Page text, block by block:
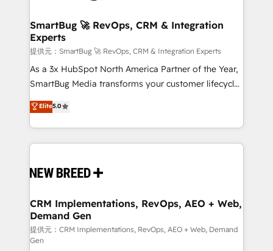
HubSpot, switching to it, or reviving a stale portal?
We are built for the work.
を、CRMを軸とした全社共通基盤に再構築します。意
思決定者・PMO・現場担当者に並走します。 1️⃣
HubSpot導入・活用支援 顧客データの一元化から、
GTMの見える化・自動化まで。全Hub統合運用、デー
タ品質設計、グループ横断のCRM統合に対応します。
の一部をAIが自律実行する組織への移行を設計・実装。
Breeze・Claude等をHubSpotと連携させ、役割定義・
革を、構想から実装・定着までPMOとして主導。「設
の統合・浸透・変革管理を実行します。 ▸ CMS戦略設
計・構築：リード獲得・CVR・SEOを前提にした情報設
計・導線設計・テンプレート設計をContent Hubで一体
提供。 ▸ 既存CRM・MAからの移行支援：Salesforce・
SmartBug 🚀 RevOps, CRM & Integration
Experts
提供元：SmartBug 🚀 RevOps, CRM & Integration Experts
As a 3x HubSpot North America Partner of the Year,
SmartBug Media transforms your customer lifecycle
into a revenue engine. Our unified ecosystem
includes specialized divisions Globalia (AI &
Software) and Point Success Media (Paid Media),
making this the official home for all three brands. 🔄
and system integrations powered by Globalia’s
trainers to drive platform adoption. 📈 Revenue
Generation - Full-funnel marketing and high-
performance advertising via Point Success Media. -
Expert deployment of Breeze AI and custom agents
Elite5.0
CRM Implementations, RevOps, AEO + Web,
Demand Gen
提供元：CRM Implementations, RevOps, AEO + Web, Demand
Gen